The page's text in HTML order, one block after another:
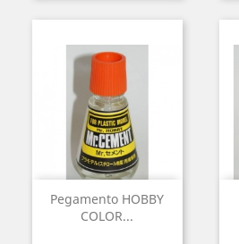
Pegamento HOBBY
COLOR...